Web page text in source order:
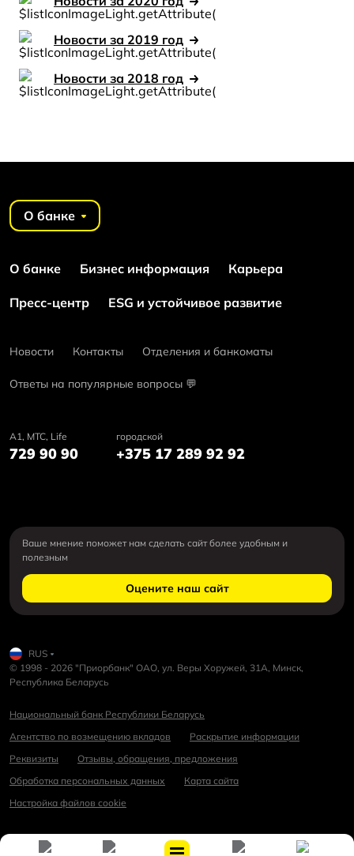
Новости за 2019 год
Новости за 2018 год
О банке
О банке Бизнес информация Карьера
Пресс-центр ESG и устойчивое развитие
Новости Контакты Отделения и банкоматы
Ответы на популярные вопросы 💬
А1, MTC, Life
729 90 90
городской
+375 17 289 92 92
Ваше мнение поможет нам сделать сайт более удобным и
полезным
Оцените наш сайт
RUS
© 1998 - 2026 "Приорбанк" ОАО, ул. Веры Хоружей, 31А, Минск,
Республика Беларусь
Национальный банк Республики Беларусь
Агентство по возмещению вкладов
Раскрытие информации
Реквизиты
Отзывы, обращения, предложения
Обработка персональных данных
Карта сайта
Настройка файлов cookie
Разработка дизайна сайта New Site